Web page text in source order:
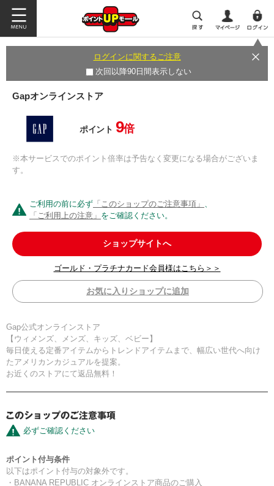
ログインに関するご注意
次回以降90日間表示しない
Gapオンラインストア
ポイント 9倍
※本サービスでのポイント倍率は予告なく変更になる場合がございま
す。
ご利用の前に必ず 「このショップのご注意事項」 、
「ご利用上の注意」 をご確認ください。
ショップサイトへ
ゴールド・プラチナカード会員様はこちら＞＞
お気に入りショップに追加
Gap公式オンラインストア
【ウィメンズ、メンズ、キッズ、ベビー】
毎日使える定番アイテムからトレンドアイテムまで、幅広い世代へ向け
たアメリカンカジュアルを提案。
お近くのストアにて返品無料！
必ずご確認ください
ポイント付与条件
以下はポイント付与の対象外です。
・BANANA REPUBLIC オンラインストア商品のご購入